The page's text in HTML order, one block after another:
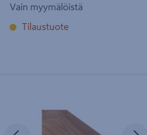
Vain myymälöistä
Tilaustuote